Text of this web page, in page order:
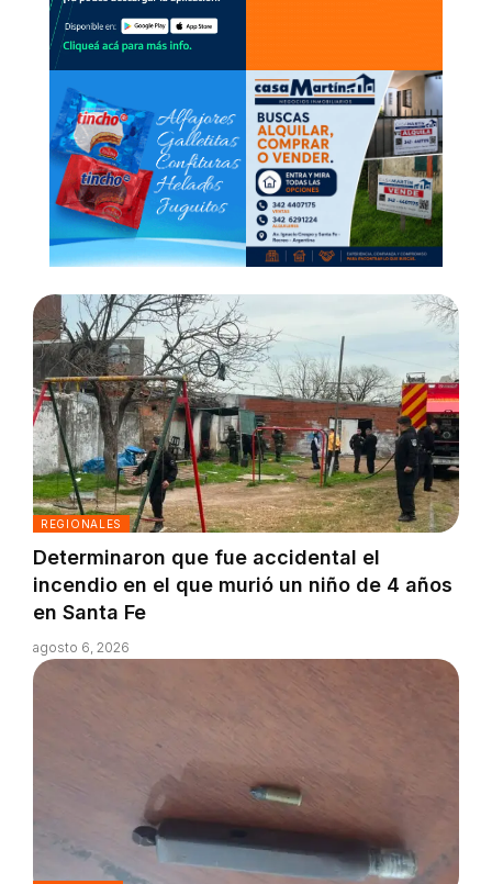
REGIONALES
Determinaron que fue accidental el
incendio en el que murió un niño de 4 años
en Santa Fe
agosto 6, 2026